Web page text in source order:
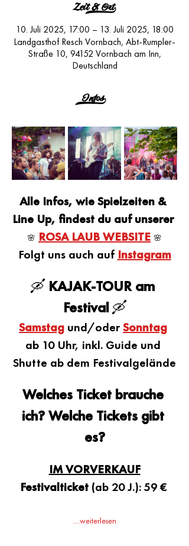
Zeit & Ort>
10. Juli 2025, 17:00 – 13. Juli 2025, 18:00
Landgasthof Resch Vornbach, Abt-Rumpler-
Straße 10, 94152 Vornbach am Inn,
Deutschland
Infos>
Alle Infos, wie Spielzeiten &
Line Up, findest du auf unserer
🌸 ROSA LAUB WEBSITE 🌸
Folgt uns auch auf Instagram
🛶 KAJAK-TOUR am
Festival 🛶
Samstag und/oder Sonntag
ab 10 Uhr, inkl. Guide und
Shutte ab dem Festivalgelände
Welches Ticket brauche
ich? Welche Tickets gibt
es?
IM VORVERKAUF
Festivalticket (ab 20 J.): 59 €
....weiterlesen